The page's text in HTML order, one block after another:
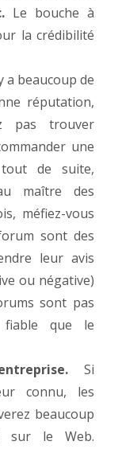
Le bouche à
la crédibilité
a beaucoup de
réputation,
pas trouver
une
tout de suite,
maître des
méfiez-vous
sont des
leur avis
ou négative)
sont pas
fiable que le
Si
connu, les
beaucoup
sur le Web.